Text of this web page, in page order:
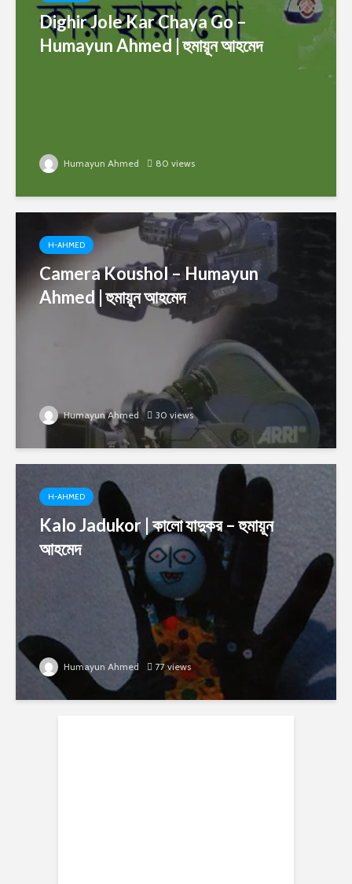
Dighir Jole Kar Chaya Go –
Humayun Ahmed | হুমায়ূন আহমেদ
Humayun Ahmed 80 views
H-AHMED
Camera Koushol – Humayun
Ahmed | হুমায়ূন আহমেদ
Humayun Ahmed 30 views
H-AHMED
Kalo Jadukor | কালো যাদুকর – হুমায়ূন
আহমেদ
Humayun Ahmed 77 views